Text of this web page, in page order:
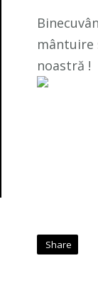
mântuire
noastră !
Share